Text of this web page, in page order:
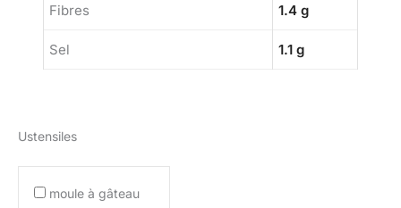
Fibres 1.4 g
Sel 1.1 g
Ustensiles
moule à gâteau